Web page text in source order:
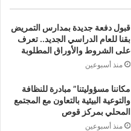
قبول دفعة جديدة بمدارس التمريض
بقنا للعام الدراسي الجديد.. تعرف
على الشروط والأوراق المطلوبة
منذ أسبوعين
مكاننا مسؤوليتنا” مبادرة للنظافة
والتوعية البيئية بالتعاون مع المجتمع
المحلي بمركز قوص
منذ أسبوعين